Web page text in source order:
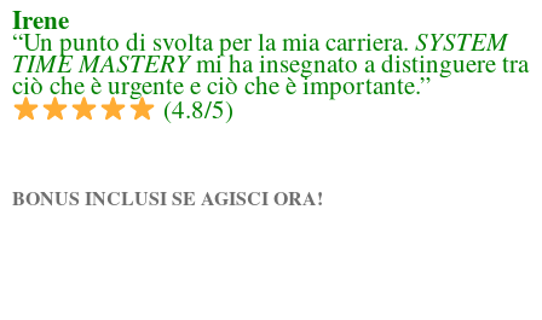
Irene
“Un punto di svolta per la mia carriera. SYSTEM
TIME MASTERYmi ha insegnato a distinguere tra
ciò che è urgente e ciò che è importante.”
(4.8/5)
BONUS INCLUSI SE AGISCI ORA!